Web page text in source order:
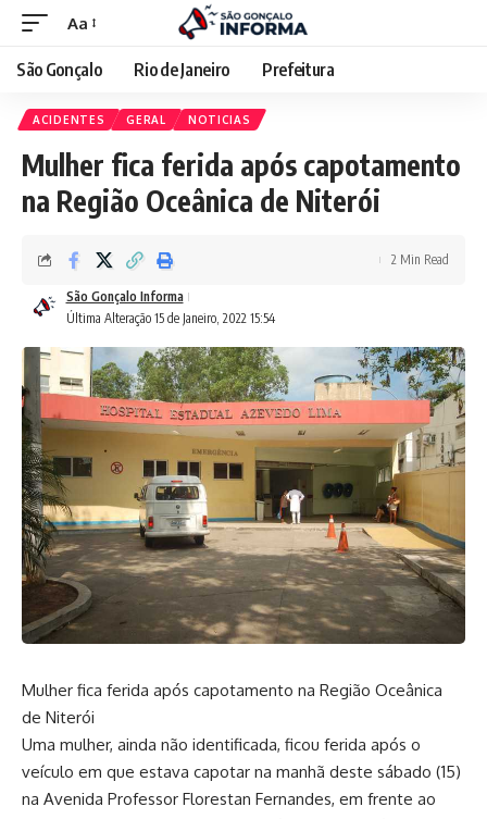
Aa
São Gonçalo Rio de Janeiro Prefeitura
ACIDENTES GERAL NOTICIAS
Mulher fica ferida após capotamento
na Região Oceânica de Niterói
Última Alteração 15 de Janeiro, 2022 15:54
São Gonçalo Informa
2 Min Read
Mulher fica ferida após capotamento na Região Oceânica
de Niterói
Uma mulher, ainda não identificada, ficou ferida após o
veículo em que estava capotar na manhã deste sábado (15)
na Avenida Professor Florestan Fernandes, em frente ao